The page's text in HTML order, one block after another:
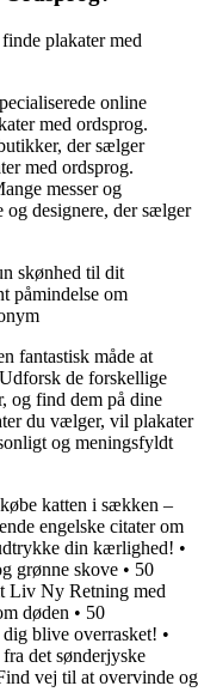
plakater med
online
med ordsprog.
der sælger
med ordsprog.
messer og
designere, der sælger
skønhed til dit
påmindelse om
fantastisk måde at
de forskellige
og find dem på dine
du vælger, vil plakater
og meningsfyldt
katten i sækken –
engelske citater om
din kærlighed! •
grønne skove • 50
Liv Ny Retning med
døden • 50
blive overrasket! •
det sønderjyske
vej til at overvinde og